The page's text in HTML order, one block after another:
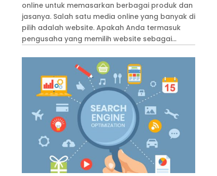
online untuk memasarkan berbagai produk dan
jasanya. Salah satu media online yang banyak di
pilih adalah website. Apakah Anda termasuk
pengusaha yang memilih website sebagai...